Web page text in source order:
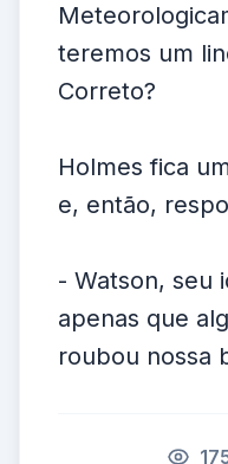
teremos um
Correto?
Holmes fica
e, então,
- Watson, seu
apenas que
roubou nossa